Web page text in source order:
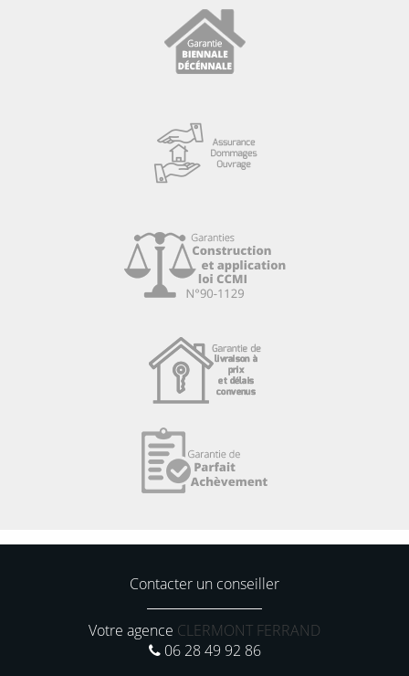
Contacter un conseiller
Votre agence CLERMONT FERRAND
06 28 49 92 86